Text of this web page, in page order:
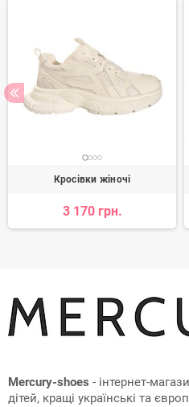
Кросівки жіночі
3 170 грн.
Mercury-shoes - інтернет-
дітей, кращі українські та